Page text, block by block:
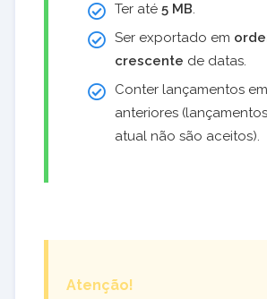
Ter até 5 MB.
Ser exportado em
crescente de datas.
Conter lançamentos em
anteriores
atual não são aceitos).
Atenção!